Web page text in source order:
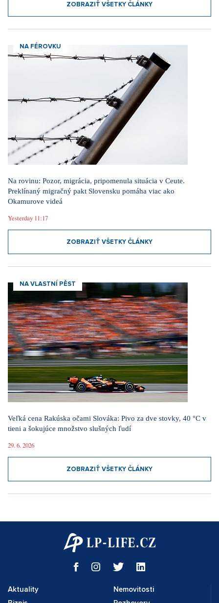
ZOBRAZIŤ VŠETKY ČLÁNKY
NA FÉROVKU
Na rovinu: Pozor, migrácia, pripomenula situácia v Ceute.
Preklínaný migračný pakt Slovensku pomáha viac ako
Okamurove videá
Yesterday 11:17
ZOBRAZIŤ VŠETKY ČLÁNKY
NA VLASTNÍ PĚST
Veľká cena Rakúska očami Slováka: Pivo za dve stovky, 40 °C v
tieni a šokujúce množstvo slušných ľudí
29. 6. 2026
ZOBRAZIŤ VŠETKY ČLÁNKY
Aktuality
Nemovitosti